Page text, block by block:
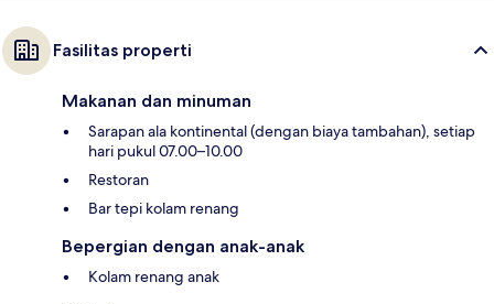
Fasilitas properti
Makanan dan minuman
Sarapan ala kontinental (dengan biaya tambahan), setiap
hari pukul 07.00–10.00
Restoran
Bar tepi kolam renang
Bepergian dengan anak-anak
Kolam renang anak